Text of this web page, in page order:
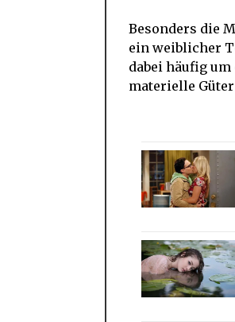
Besonders die
ein weiblicher
dabei häufig
materielle